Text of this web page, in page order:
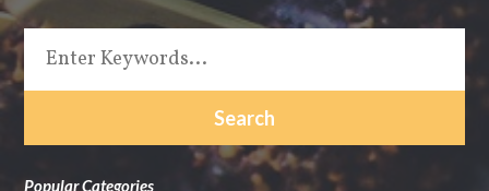
Popular Categories